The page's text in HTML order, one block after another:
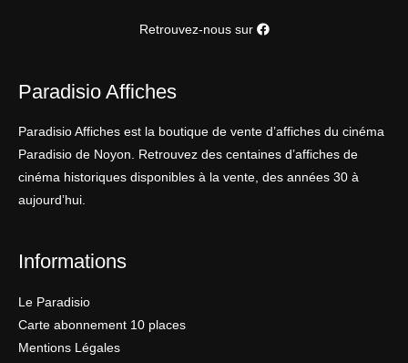
Retrouvez-nous sur
Paradisio Affiches
Paradisio Affiches est la boutique de vente d’affiches du cinéma
Paradisio de Noyon. Retrouvez des centaines d’affiches de
cinéma historiques disponibles à la vente, des années 30 à
aujourd’hui.
Informations
Le Paradisio
Carte abonnement 10 places
Mentions Légales